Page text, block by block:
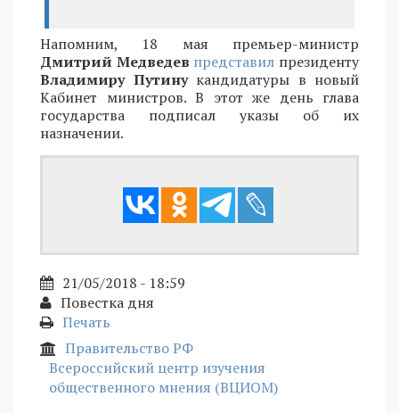
Напомним, 18 мая премьер-министр
Дмитрий Медведев представил президенту
Владимиру Путинукандидатуры в новый
Кабинет министров. В этот же день глава
государства подписал указы об их
назначении.
21/05/2018 - 18:59
Повестка дня
Печать
Правительство РФ
Всероссийский центр изучения
общественного мнения (ВЦИОМ)